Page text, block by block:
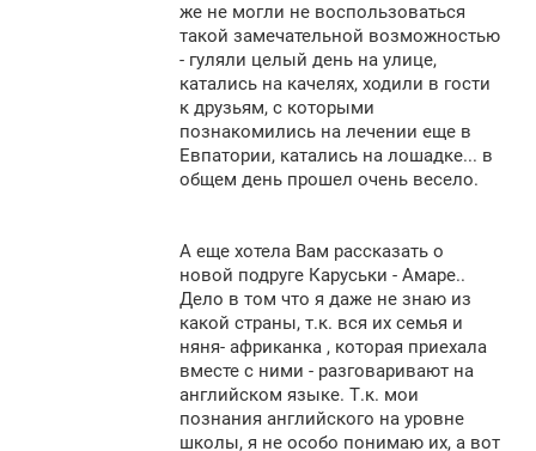
же не могли не воспользоваться
такой замечательной возможностью
- гуляли целый день на улице,
катались на качелях, ходили в гости
к друзьям, с которыми
познакомились на лечении еще в
Евпатории, катались на лошадке... в
общем день прошел очень весело.
А еще хотела Вам рассказать о
новой подруге Каруськи - Амаре..
Дело в том что я даже не знаю из
какой страны, т.к. вся их семья и
няня- африканка , которая приехала
вместе с ними - разговаривают на
английском языке. Т.к. мои
познания английского на уровне
школы, я не особо понимаю их, а вот